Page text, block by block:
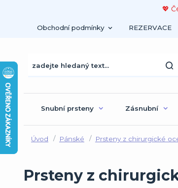
💖
Obchodní podmínky REZERVACE
Snubní prsteny Zásnubní
Úvod Pánské Prsteny z chirurgické
Prsteny z